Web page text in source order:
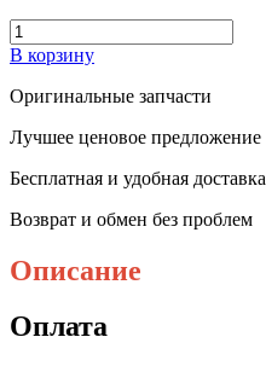
В корзину
Оригинальные запчасти
Лучшее ценовое предложение
Бесплатная и удобная доставка
Возврат и обмен без проблем
Описание
Оплата